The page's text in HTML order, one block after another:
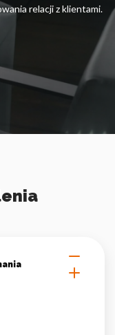
relacji z klientami.
lub
lub region, w
stron
anonimowe
dla
bardziej cenne dla
są w procesie